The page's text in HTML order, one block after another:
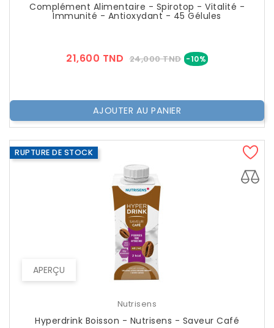
Complément Alimentaire - Spirotop - Vitalité -
Immunité - Antioxydant - 45 Gélules
21,600 TND Prix
24,000 TND -10%Prix
AJOUTER AU PANIER
APERÇU
RUPTURE DE STOCK
Nutrisens
Hyperdrink Boisson - Nutrisens - Saveur Café